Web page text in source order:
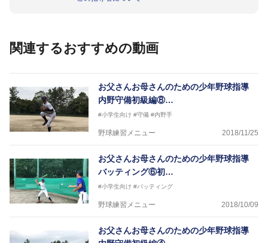
ー12代表に育てた（2014、18）
ジア選手権ベストナイン）の宇野真仁朗くん。
関連するおすすめの動画
お父さんお母さんのための少年野球指導
内野守備初級編⑧…
#小学生向け #守備 #内野手
野球練習メニュー 2018/11/25
お父さんお母さんのための少年野球指導
バッティング⑥初…
#小学生向け #バッティング
野球練習メニュー 2018/10/09
お父さんお母さんのための少年野球指導